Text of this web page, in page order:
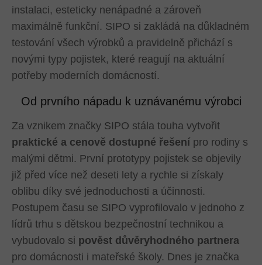
instalaci, esteticky nenápadné a zároveň
maximálně funkční. SIPO si zakládá na důkladném
testování všech výrobků a pravidelně přichází s
novými typy pojistek, které reagují na aktuální
potřeby moderních domácností.
Od prvního nápadu k uznávanému výrobci
Za vznikem značky SIPO stála touha vytvořit
praktické a cenově dostupné řešení pro rodiny s
malými dětmi. První prototypy pojistek se objevily
již před více než deseti lety a rychle si získaly
oblibu díky své jednoduchosti a účinnosti.
Postupem času se SIPO vyprofilovalo v jednoho z
lídrů trhu s dětskou bezpečnostní technikou a
vybudovalo si pověst důvěryhodného partnera
pro domácnosti i mateřské školy. Dnes je značka